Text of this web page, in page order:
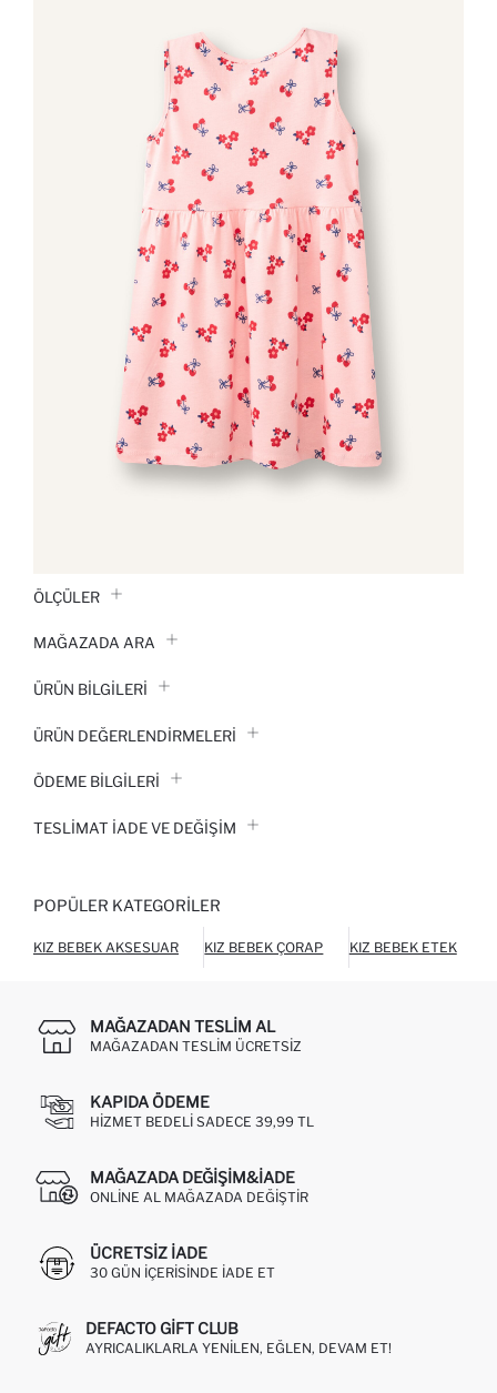
ÖLÇÜLER
MAĞAZADA ARA
ÜRÜN BILGILERI
ÜRÜN DEĞERLENDİRMELERİ
ÖDEME BİLGİLERİ
TESLIMAT İADE VE DEĞIŞIM
POPÜLER KATEGORILER
KIZ BEBEK AKSESUAR KIZ BEBEK ÇORAP KIZ BEBEK ETEK
MAĞAZADAN TESLIM AL
MAĞAZADAN TESLIM ÜCRETSIZ
KAPIDA ÖDEME
HIZMET BEDELI SADECE 39,99 TL
MAĞAZADA DEĞIŞIM&İADE
ONLINE AL MAĞAZADA DEĞIŞTIR
ÜCRETSIZ IADE
30 GÜN IÇERISINDE IADE ET
DEFACTO GIFT CLUB
AYRICALIKLARLA YENILEN, EĞLEN, DEVAM ET!